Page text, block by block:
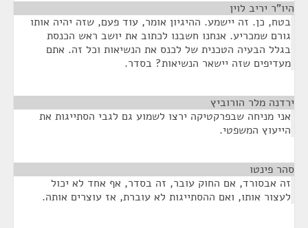
היו"ר יריב לוין
בטח, כן. זה יישמע. ההיגיון אומר, עוד פעם, שזה יהיה אותו
גורם שמכריע. אנחנו חשבנו לכתוב את יושב ראש הכנסת
בגלל הבעיה הטכנית של לכנס את הנשיאות וכל זה. אתם
מעדיפים שזה יישאר הנשיאות? בסדר.
ירדנה מלר הורוביץ
אני מניחה שבפרקטיקה ירצו לשמוע גם לגבי הסתייגות את
הייעוץ המשפטי.
סהר פינטו
זה אבסורד, אם החוק עובר, זה בסדר, אף אחד לא יכול
לעצור אותו, ואם ההסתייגות לא עוברת, אז עוצרים אותה.